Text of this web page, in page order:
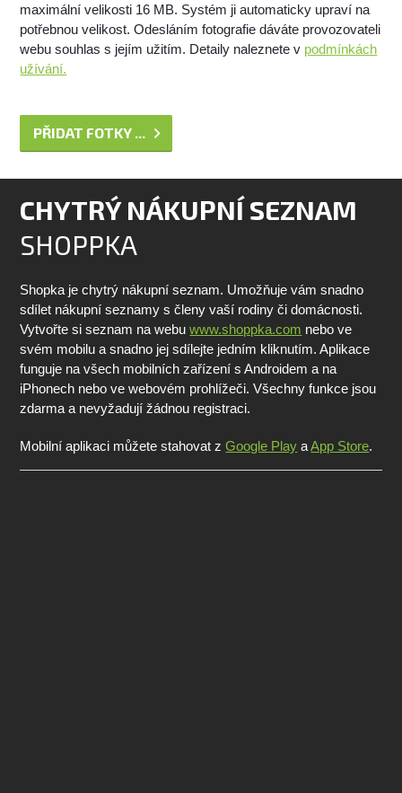
maximální velikosti 16 MB. Systém ji automaticky upraví na
potřebnou velikost. Odesláním fotografie dáváte provozovateli
webu souhlas s jejím užitím. Detaily naleznete v podmínkách
užívání.
PŘIDAT FOTKY ...
CHYTRÝ NÁKUPNÍ SEZNAM
SHOPPKA
Shopka je chytrý nákupní seznam. Umožňuje vám snadno
sdílet nákupní seznamy s členy vaší rodiny či domácnosti.
Vytvořte si seznam na webuwww.shoppka.com nebo ve
svém mobilu a snadno jej sdílejte jedním kliknutím. Aplikace
funguje na všech mobilních zařízení s Androidem a na
iPhonech nebo ve webovém prohlížeči. Všechny funkce jsou
zdarma a nevyžadují žádnou registraci.
Mobilní aplikaci můžete stahovat zGoogle Play aApp Store.